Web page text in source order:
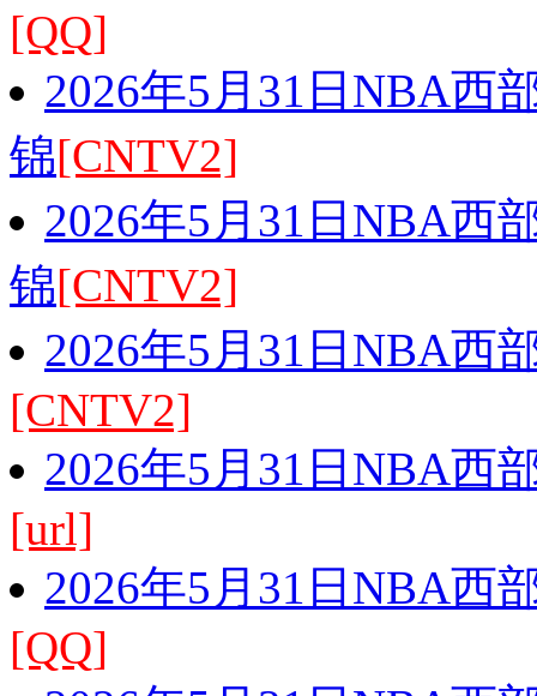
[QQ]
2026年5月31日NBA西
锦[CNTV2]
2026年5月31日NBA西
锦[CNTV2]
2026年5月31日NBA西
[CNTV2]
2026年5月31日NBA西
[url]
2026年5月31日NBA西
[QQ]